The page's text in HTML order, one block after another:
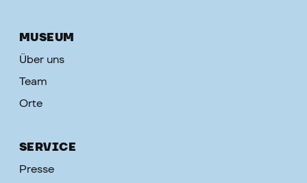
MUSEUM
Über uns
Team
Orte
SERVICE
Presse